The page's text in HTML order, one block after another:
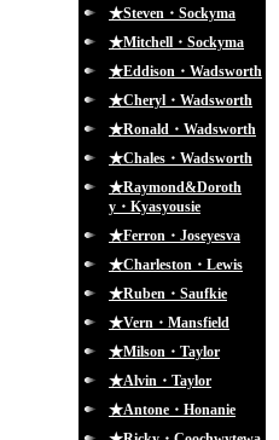
★Steven・Sockyma
★Mitchell・Sockyma
★Eddison・Wadsworth
★Cheryl・Wadsworth
★Ronald・Wadsworth
★Chales・Wadsworth
★Raymond&Doroth
y・Kyasyousie
★Ferron・Joseyesva
★Charleston・Lewis
★Ruben・Saufkie
★Vern・Mansfield
★Milson・Taylor
★Alvin・Taylor
★Antone・Honanie